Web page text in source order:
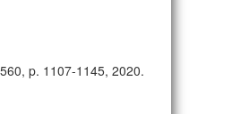
p. 1107-1145, 2020.